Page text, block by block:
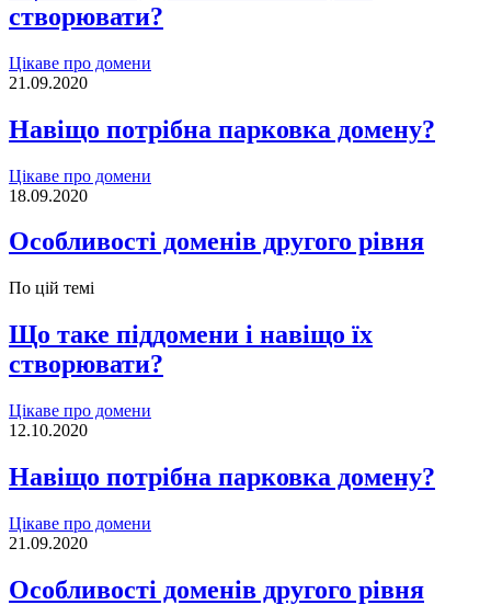
створювати?
Цікаве про домени
21.09.2020
Навіщо потрібна парковка домену?
Цікаве про домени
18.09.2020
Особливості доменів другого рівня
По цій темі
Що таке піддомени і навіщо їх
створювати?
Цікаве про домени
12.10.2020
Навіщо потрібна парковка домену?
Цікаве про домени
21.09.2020
Особливості доменів другого рівня